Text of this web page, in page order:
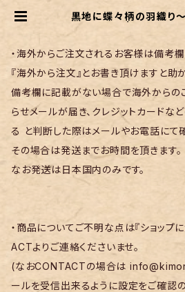
黒地に蝶々柄の羽織り
・海外からご注文されるお客様は備考
『海外から注文』とお書き頂けますと助か
備考欄に記載がない場合で海外からの
らせメールが届き、クレジットカード
る と判断した際はメールやお電話にて
その場合は発送までお時間を頂きます。
なお発送は日本国内のみです。
・商品についてご不明な点は『ショップ
ACTよりご連絡くださいませ。
(なおCONTACTの場合は
ールを受信出来るように設定をご確認